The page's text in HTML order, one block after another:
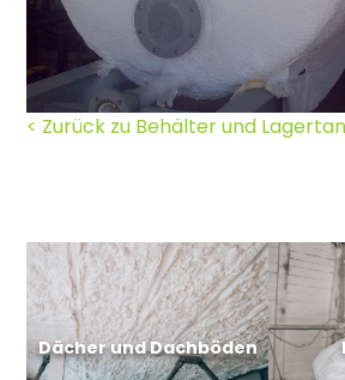
< Zurück zu Behälter und
Dächer und Dachböden